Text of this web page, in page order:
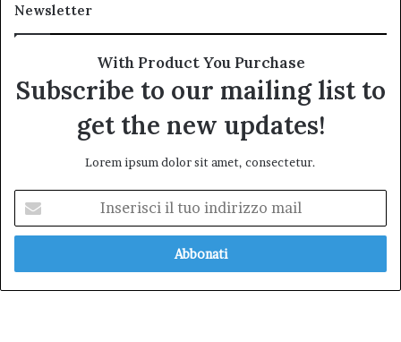
Newsletter
With Product You Purchase
Subscribe to our mailing list to
get the new updates!
Lorem ipsum dolor sit amet, consectetur.
tuo
mail